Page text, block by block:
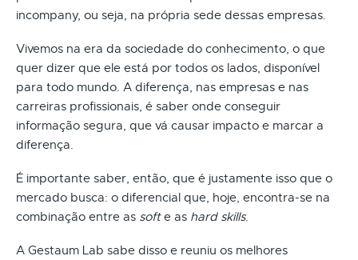
incompany, ou seja, na própria sede dessas empresas.
Vivemos na era da sociedade do conhecimento, o que
quer dizer que ele está por todos os lados, disponível
para todo mundo. A diferença, nas empresas e nas
carreiras profissionais, é saber onde conseguir
informação segura, que vá causar impacto e marcar a
diferença.
É importante saber, então, que é justamente isso que o
mercado busca: o diferencial que, hoje, encontra-se na
combinação entre as softe as hard skills.
A Gestaum Lab sabe disso e reuniu os melhores